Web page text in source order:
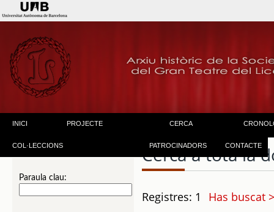
INICI PROJECTE CERCA
COL·LECCIONS PATROCINADORS CONTACTE
Paraula clau:
Cerca a tota la
Registres: 1 Has buscat